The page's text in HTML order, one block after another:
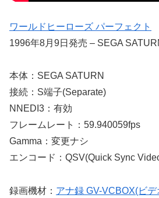
ワールドヒーローズ パーフェクト
1996年8月9日発売 – SEGA
本体：SEGA SATURN
接続：S端子(Separate)
NNEDI3：有効
フレームレート：59.940059fps
Gamma：変更ナシ
エンコード：QSV(Quick Sync
録画機材： アナ録 GV-VCBOX(ビ